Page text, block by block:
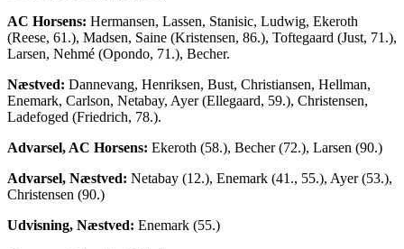
AC Horsens: Hermansen, Lassen, Stanisic, Ludwig, Ekeroth
(Reese, 61.), Madsen, Saine (Kristensen, 86.), Toftegaard (Just, 71.),
Larsen, Nehmé (Opondo, 71.), Becher.
Næstved: Dannevang, Henriksen, Bust, Christiansen, Hellman,
Enemark, Carlson, Netabay, Ayer (Ellegaard, 59.), Christensen,
Ladefoged (Friedrich, 78.).
Advarsel, AC Horsens: Ekeroth (58.), Becher (72.), Larsen (90.)
Advarsel, Næstved: Netabay (12.), Enemark (41., 55.), Ayer (53.),
Christensen (90.)
Udvisning, Næstved: Enemark (55.)